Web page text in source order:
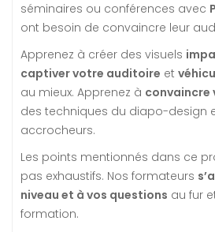
séminaires ou conférences avec
ont besoin de convaincre leur
Apprenez à créer des visuels
captiver votre auditoire et
au mieux. Apprenez à convaincre
des techniques du diapo-design
accrocheurs.
Les points mentionnés dans ce
pas exhaustifs. Nos formateurs
niveau et à vos questions au fur
formation.